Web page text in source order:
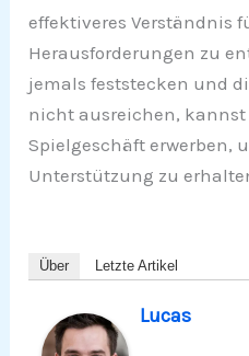
effektiveres Verständnis
Herausforderungen zu
jemals feststecken und
nicht ausreichen, kannst
Spielgeschäft erwerben,
Unterstützung zu
Über Letzte Artikel
Lucas